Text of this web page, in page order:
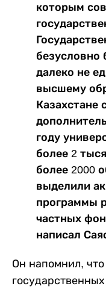
которым
безусловно
далеко не
высшему
Казахстане
году
более 2
более 2000
выделили
программы
частных
написал
Он напомнил, что